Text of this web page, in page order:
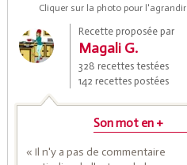
Cliquer sur la photo pour l'agrandir
Recette proposée par
Magali G.
328 recettes testées
142 recettes postées
Son mot en +
« Il n'y a pas de commentaire